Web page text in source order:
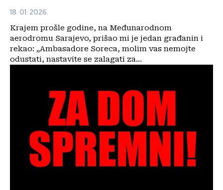
18. 01. 2026.
Krajem prošle godine, na Međunarodnom
aerodromu Sarajevo, prišao mi je jedan građanin i
rekao: „Ambasadore Soreca, molim vas nemojte
odustati, nastavite se zalagati za...